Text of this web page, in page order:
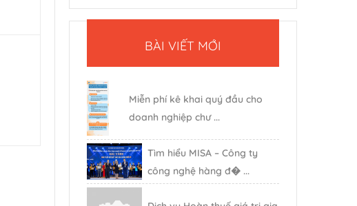
BÀI VIẾT MỚI
Miễn phí kê khai quý đầu cho
doanh nghiệp chư ...
Tìm hiểu MISA – Công ty
công nghệ hàng đ� ...